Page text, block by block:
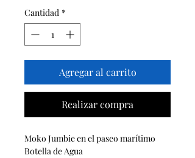
Cantidad *
Agregar al carrito
Realizar compra
Moko Jumbie en el paseo marítimo
Botella de Agua